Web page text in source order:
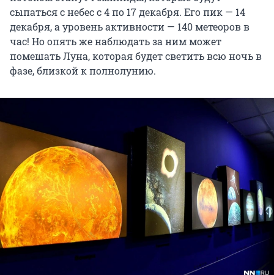
сыпаться с небес с 4 по 17 декабря. Его пик — 14
декабря, а уровень активности — 140 метеоров в
час! Но опять же наблюдать за ним может
помешать Луна, которая будет светить всю ночь в
фазе, близкой к полнолунию.